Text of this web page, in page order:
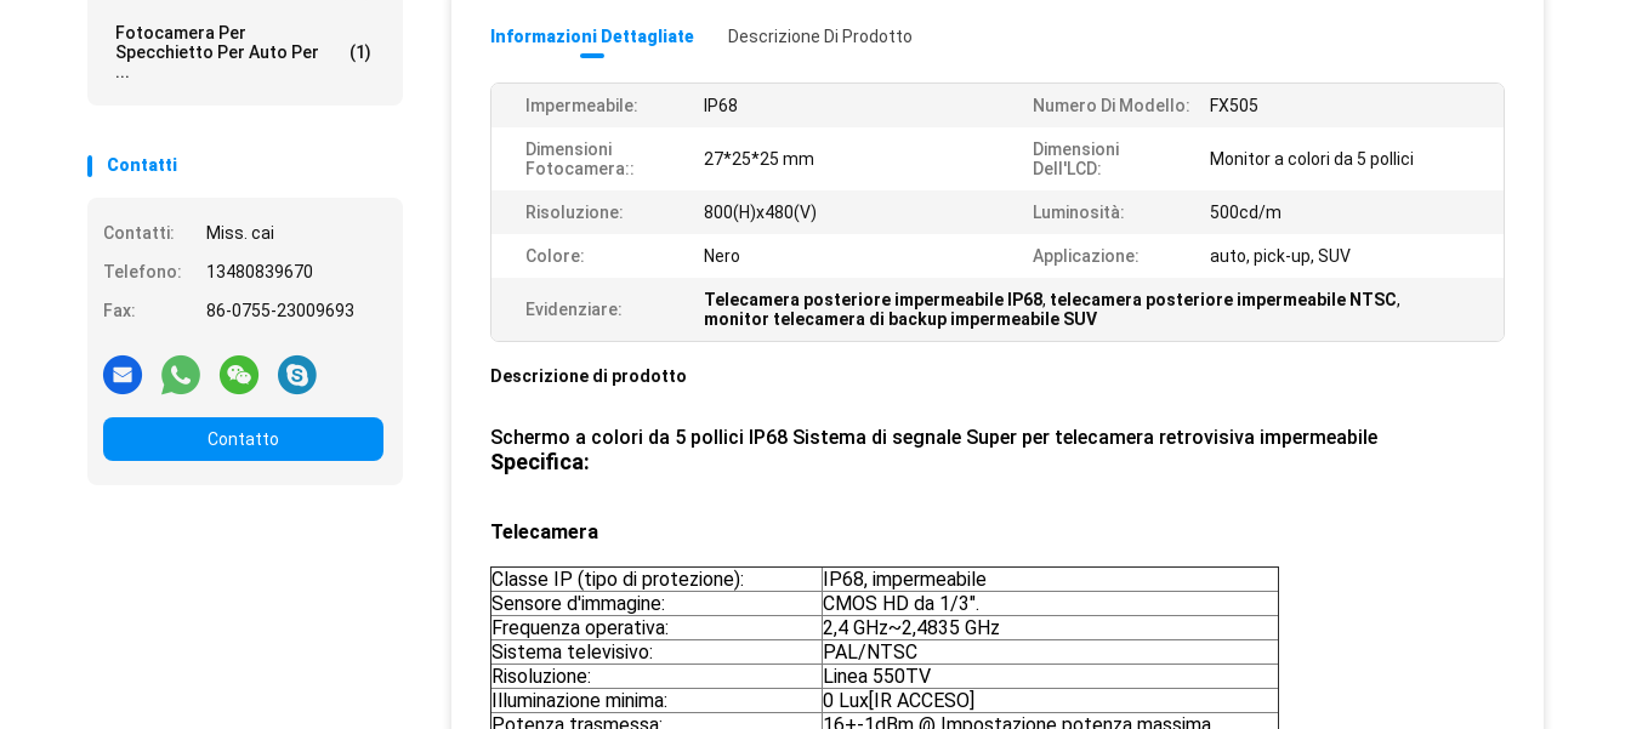
Fotocamera Per
Specchietto Per Auto Per
...
(1)
Contatti
Contatti:
Miss. cai
Telefono:
13480839670
Fax:
86-0755-23009693
Contatto
Informazioni Dettagliate Descrizione Di Prodotto
Impermeabile: IP68 Numero Di Modello: FX505
Dimensioni
Fotocamera::
27*25*25 mm
Dimensioni
Dell'LCD:
Monitor a colori da 5 pollici
Risoluzione: 800(H)x480(V) Luminosità: 500cd/m
Colore: Nero Applicazione: auto, pick-up, SUV
Evidenziare: Telecamera posteriore impermeabile IP68, telecamera posteriore impermeabile NTSC,
monitor telecamera di backup impermeabile SUV
Descrizione di prodotto
Schermo a colori da 5 pollici IP68 Sistema di segnale Super per telecamera retrovisiva impermeabile
Specifica:
Telecamera
Classe IP (tipo di protezione):
IP68, impermeabile
Sensore d'immagine:
CMOS HD da 1/3".
Frequenza operativa:
2,4 GHz~2,4835 GHz
Sistema televisivo:
PAL/NTSC
Risoluzione:
Linea 550TV
Illuminazione minima:
0 Lux[IR ACCESO]